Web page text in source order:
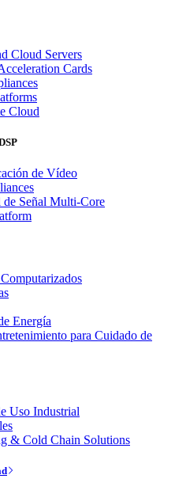
Cloud Servers
Cards
Cloud
de Vídeo
de Señal Multi-Core
Energía
para Cuidado de
Uso Industrial
& Cold Chain Solutions